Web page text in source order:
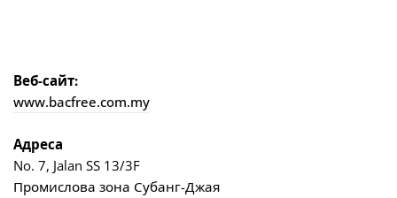
Веб-сайт:
www.bacfree.com.my
Адреса
No. 7, Jalan SS 13/3F
Промислова зона Субанг-Джая